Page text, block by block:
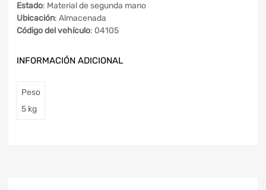
Estado: Material de segunda mano
Ubicación: Almacenada
Código del vehículo: 04105
INFORMACIÓN ADICIONAL
Peso
5 kg